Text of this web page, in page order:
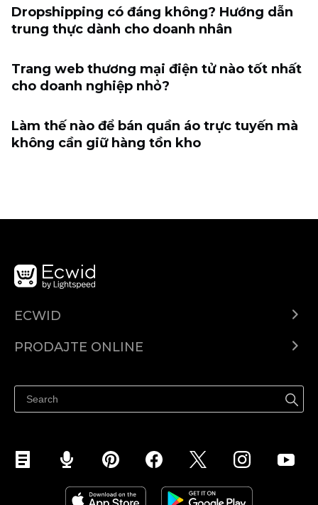
Dropshipping có đáng không? Hướng dẫn
trung thực dành cho doanh nhân
Trang web thương mại điện tử nào tốt nhất
cho doanh nghiệp nhỏ?
Làm thế nào để bán quần áo trực tuyến mà
không cần giữ hàng tồn kho
ECWID
PRODAJTE ONLINE